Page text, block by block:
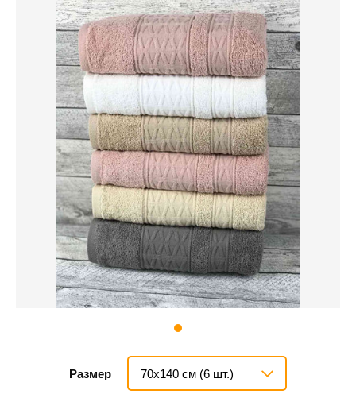
Размер 70х140 см (6 шт.)